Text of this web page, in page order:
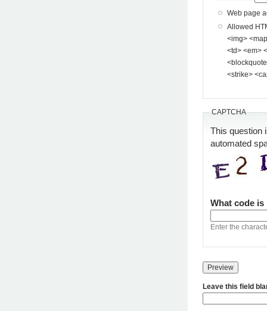
Web page
Allowed HTML tags: <a> <p> <span> <div>
<img> <map> <area> <hr> <br>
<td> <em> <b> <u> <i>
<blockquote> <pre>
<strike>
CAPTCHA
This question
automated
What code
Enter the
Leave this field